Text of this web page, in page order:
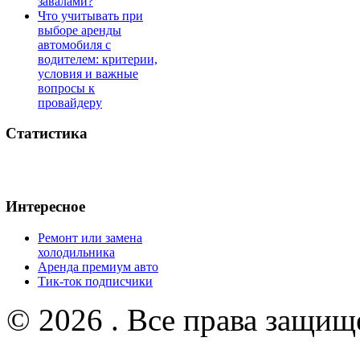
Что учитывать при
выборе аренды
автомобиля с
водителем: критерии,
условия и важные
вопросы к
провайдеру
Статистика
Интересное
Ремонт или замена
холодильника
Аренда премиум авто
Тик-ток подписчики
© 2026 . Все права